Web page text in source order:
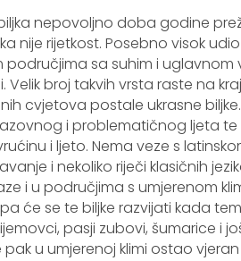
nepovoljno doba godine
nije rijetkost. Posebno visok
sa suhim i
Velik broj takvih vrsta raste na
cvjetova postale ukrasne
i problematičnog ljeta
i ljeto. Nema veze s
i nekoliko riječi klasičnih
i u područjima s umjerenom
će se te biljke razvijati kada
pasji zubovi, šumarice i
u umjerenoj klimi ostao